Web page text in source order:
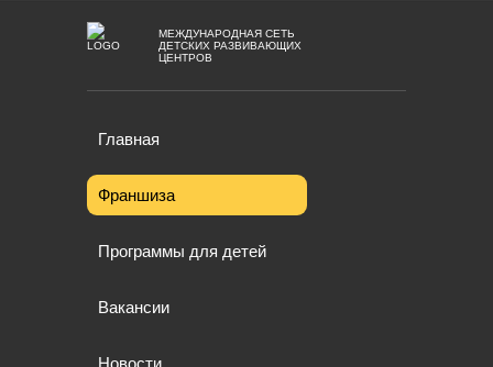
МЕЖДУНАРОДНАЯ СЕТЬ
ДЕТСКИХ РАЗВИВАЮЩИХ
ЦЕНТРОВ
Главная
Франшиза
Программы для детей
Вакансии
Новости